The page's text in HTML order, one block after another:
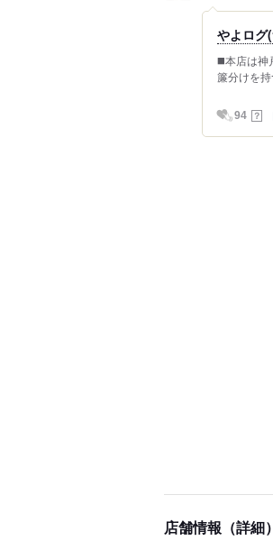
やよログ
◼️本店は神
簾分けを
94 ？
店舗情報（詳細）